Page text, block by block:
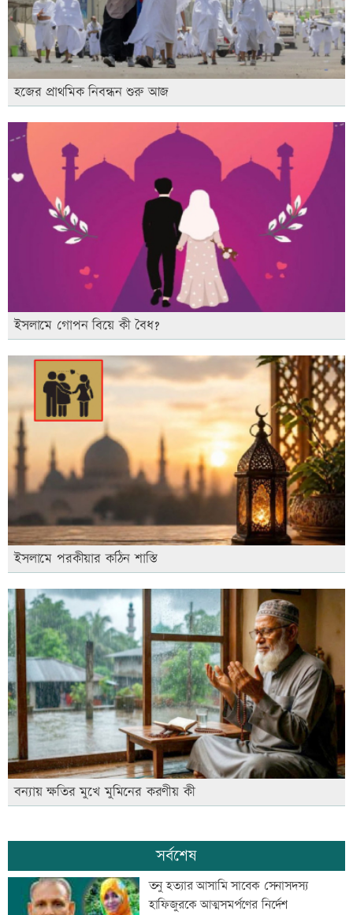
হজের প্রাথমিক নিবন্ধন শুরু আজ
ইসলামে গোপন বিয়ে কী বৈধ?
ইসলামে পরকীয়ার কঠিন শাস্তি
বন্যায় ক্ষতির মুখে মুমিনের করণীয় কী
সর্বশেষ
তনু হত্যার আসামি সাবেক সেনাসদস্য
হাফিজুরকে আত্মসমর্পণের নির্দেশ